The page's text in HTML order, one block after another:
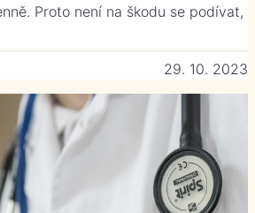
Proto není na škodu se podívat,
29. 10. 2023